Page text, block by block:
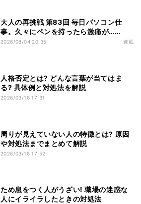
大人の再挑戦 第83回 毎日パソコン仕
事。久々にペンを持ったら激痛が……
2026/08/04 20:35 連載
人格否定とは? どんな言葉が当てはま
る? 具体例と対処法を解説
2026/03/18 17:31
周りが見えていない人の特徴とは? 原因
や対処法までまとめて解説
2026/03/18 17:52
ため息をつく人がうざい! 職場の迷惑な
人にイライラしたときの対処法